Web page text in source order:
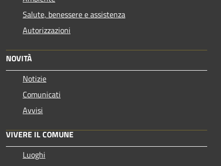
Salute, benessere e assistenza
Autorizzazioni
NOVITÀ
Notizie
Comunicati
Avvisi
VIVERE IL COMUNE
Luoghi